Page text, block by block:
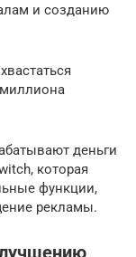
и созданию
деньги
которая
функции,
рекламы.